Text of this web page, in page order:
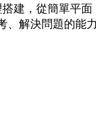
建，從簡單平
、解決問題的能